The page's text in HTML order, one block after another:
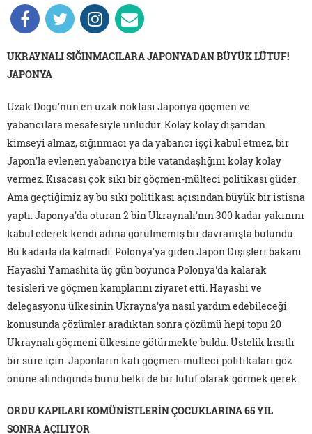
UKRAYNALI SIĞINMACILARA JAPONYA'DAN BÜYÜK LÜTUF!
JAPONYA
Uzak Doğu'nun en uzak noktası Japonya göçmen ve
yabancılara mesafesiyle ünlüdür. Kolay kolay dışarıdan
kimseyi almaz, sığınmacı ya da yabancı işçi kabul etmez, bir
Japon'la evlenen yabancıya bile vatandaşlığını kolay kolay
vermez. Kısacası çok sıkı bir göçmen-mülteci politikası güder.
Ama geçtiğimiz ay bu sıkı politikası açısından büyük bir istisna
yaptı. Japonya'da oturan 2 bin Ukraynalı'nın 300 kadar yakınını
kabul ederek kendi adına görülmemiş bir davranışta bulundu.
Bu kadarla da kalmadı. Polonya'ya giden Japon Dışişleri bakanı
Hayashi Yamashita üç gün boyunca Polonya'da kalarak
tesisleri ve göçmen kamplarını ziyaret etti. Hayashi ve
delegasyonu ülkesinin Ukrayna'ya nasıl yardım edebileceği
konusunda çözümler aradıktan sonra çözümü hepi topu 20
Ukraynalı göçmeni ülkesine götürmekte buldu. Üstelik kısıtlı
bir süre için. Japonların katı göçmen-mülteci politikaları göz
önüne alındığında bunu belki de bir lütuf olarak görmek gerek.
ORDU KAPILARI KOMÜNİSTLERİN ÇOCUKLARINA 65 YIL
SONRA AÇILIYOR